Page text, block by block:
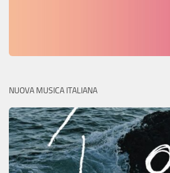
NUOVA MUSICA ITALIANA